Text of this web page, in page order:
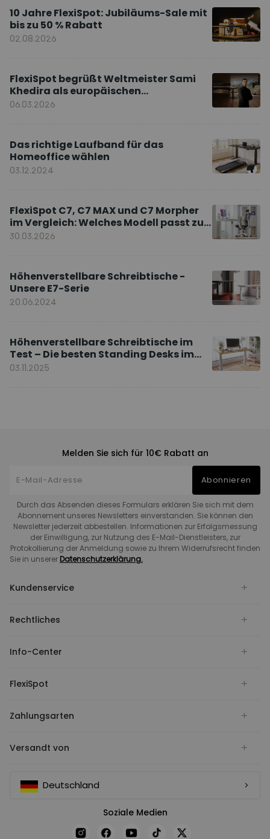
10 Jahre FlexiSpot: Jubiläums-Sale mit
bis zu 50 % Rabatt
02.08.2026
FlexiSpot begrüßt Weltmeister Sami
Khedira als europäischen
Markenbotschafter
06.03.2026
Das richtige Laufband für das
Homeoffice wählen
03.12.2024
FlexiSpot C7, C7 MAX und C7 Morpher
im Vergleich: Welches Modell passt zu
Ihnen?
30.03.2026
Höhenverstellbare Schreibtische -
Unsere E7-Serie
20.06.2024
Höhenverstellbare Schreibtische im
Test – Die besten Standing Desks im
Vergleich
03.11.2025
Melden Sie sich für 10€ Rabatt an
Abonnieren
Durch das Absenden dieses Formulars erklären Sie sich mit dem
Abonnement unseres Newsletters einverstanden. Sie können den
Newsletter jederzeit abbestellen. Informationen zur Erfolgsmessung
der Einwilligung, zur Nutzung des E-Mail-Dienstleisters, zur
Protokollierung der Anmeldung sowie zu Ihrem Widerrufsrecht finden
Sie in unserer Datenschutzerklärung.
Kundenservice
Rechtliches
Info-Center
FlexiSpot
Zahlungsarten
Versandt von
Deutschland
Soziale Medien